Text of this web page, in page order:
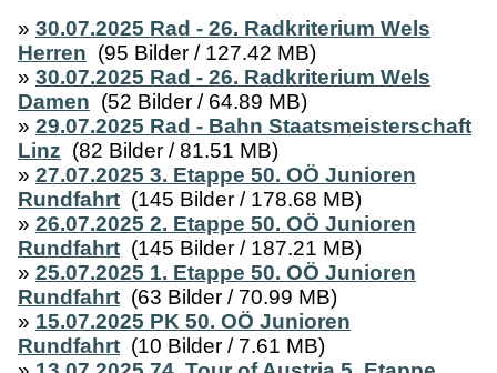
» 30.07.2025 Rad - 26. Radkriterium Wels
Herren (95 Bilder / 127.42 MB)
» 30.07.2025 Rad - 26. Radkriterium Wels
Damen (52 Bilder / 64.89 MB)
» 29.07.2025 Rad - Bahn Staatsmeisterschaft
Linz (82 Bilder / 81.51 MB)
» 27.07.2025 3. Etappe 50. OÖ Junioren
Rundfahrt (145 Bilder / 178.68 MB)
» 26.07.2025 2. Etappe 50. OÖ Junioren
Rundfahrt (145 Bilder / 187.21 MB)
» 25.07.2025 1. Etappe 50. OÖ Junioren
Rundfahrt (63 Bilder / 70.99 MB)
» 15.07.2025 PK 50. OÖ Junioren
Rundfahrt (10 Bilder / 7.61 MB)